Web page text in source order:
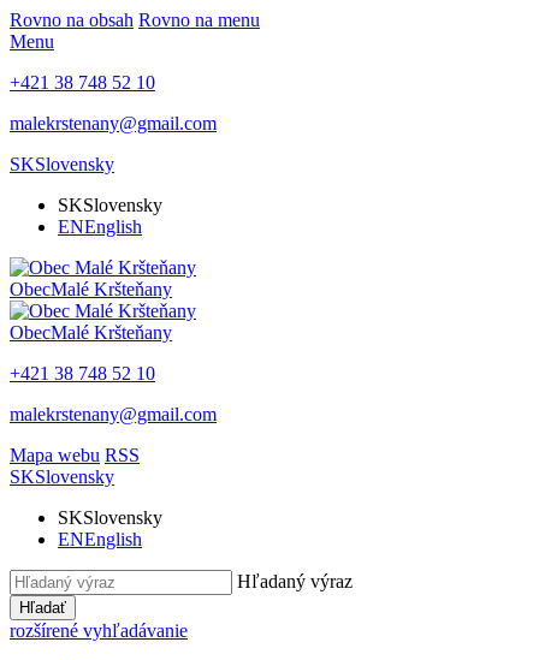
Rovno na obsah Rovno na menu
Menu
+421 38 748 52 10
malekrstenany@gmail.com
SKSlovensky
SKSlovensky
ENEnglish
ObecMalé Kršteňany
ObecMalé Kršteňany
+421 38 748 52 10
malekrstenany@gmail.com
Mapa webu RSS
SKSlovensky
SKSlovensky
ENEnglish
Hľadaný výraz
Hľadať
rozšírené vyhľadávanie